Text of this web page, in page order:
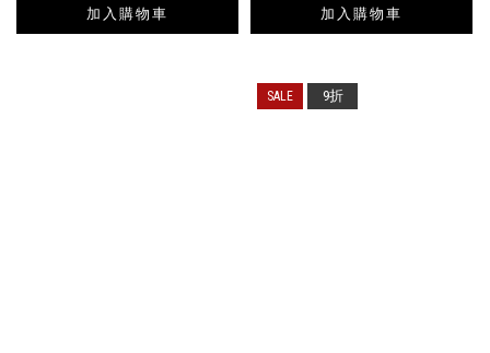
加入購物車 加入購物車
9折